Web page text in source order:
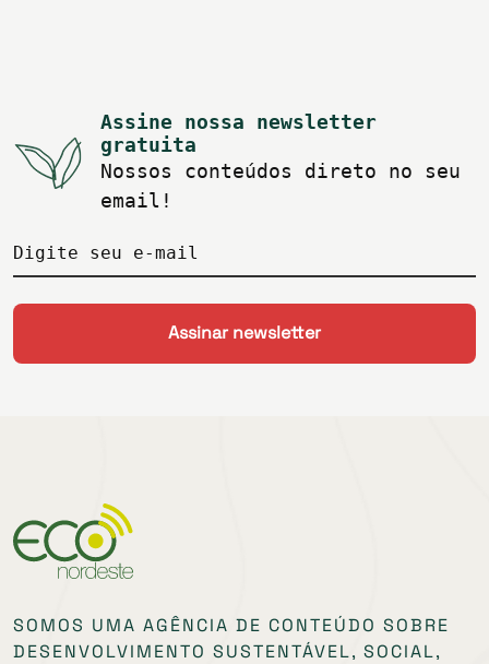
Assine nossa newsletter
gratuita
Nossos conteúdos direto no seu
email!
Digite seu e-mail
SOMOS UMA AGÊNCIA DE CONTEÚDO SOBRE
DESENVOLVIMENTO SUSTENTÁVEL, SOCIAL,